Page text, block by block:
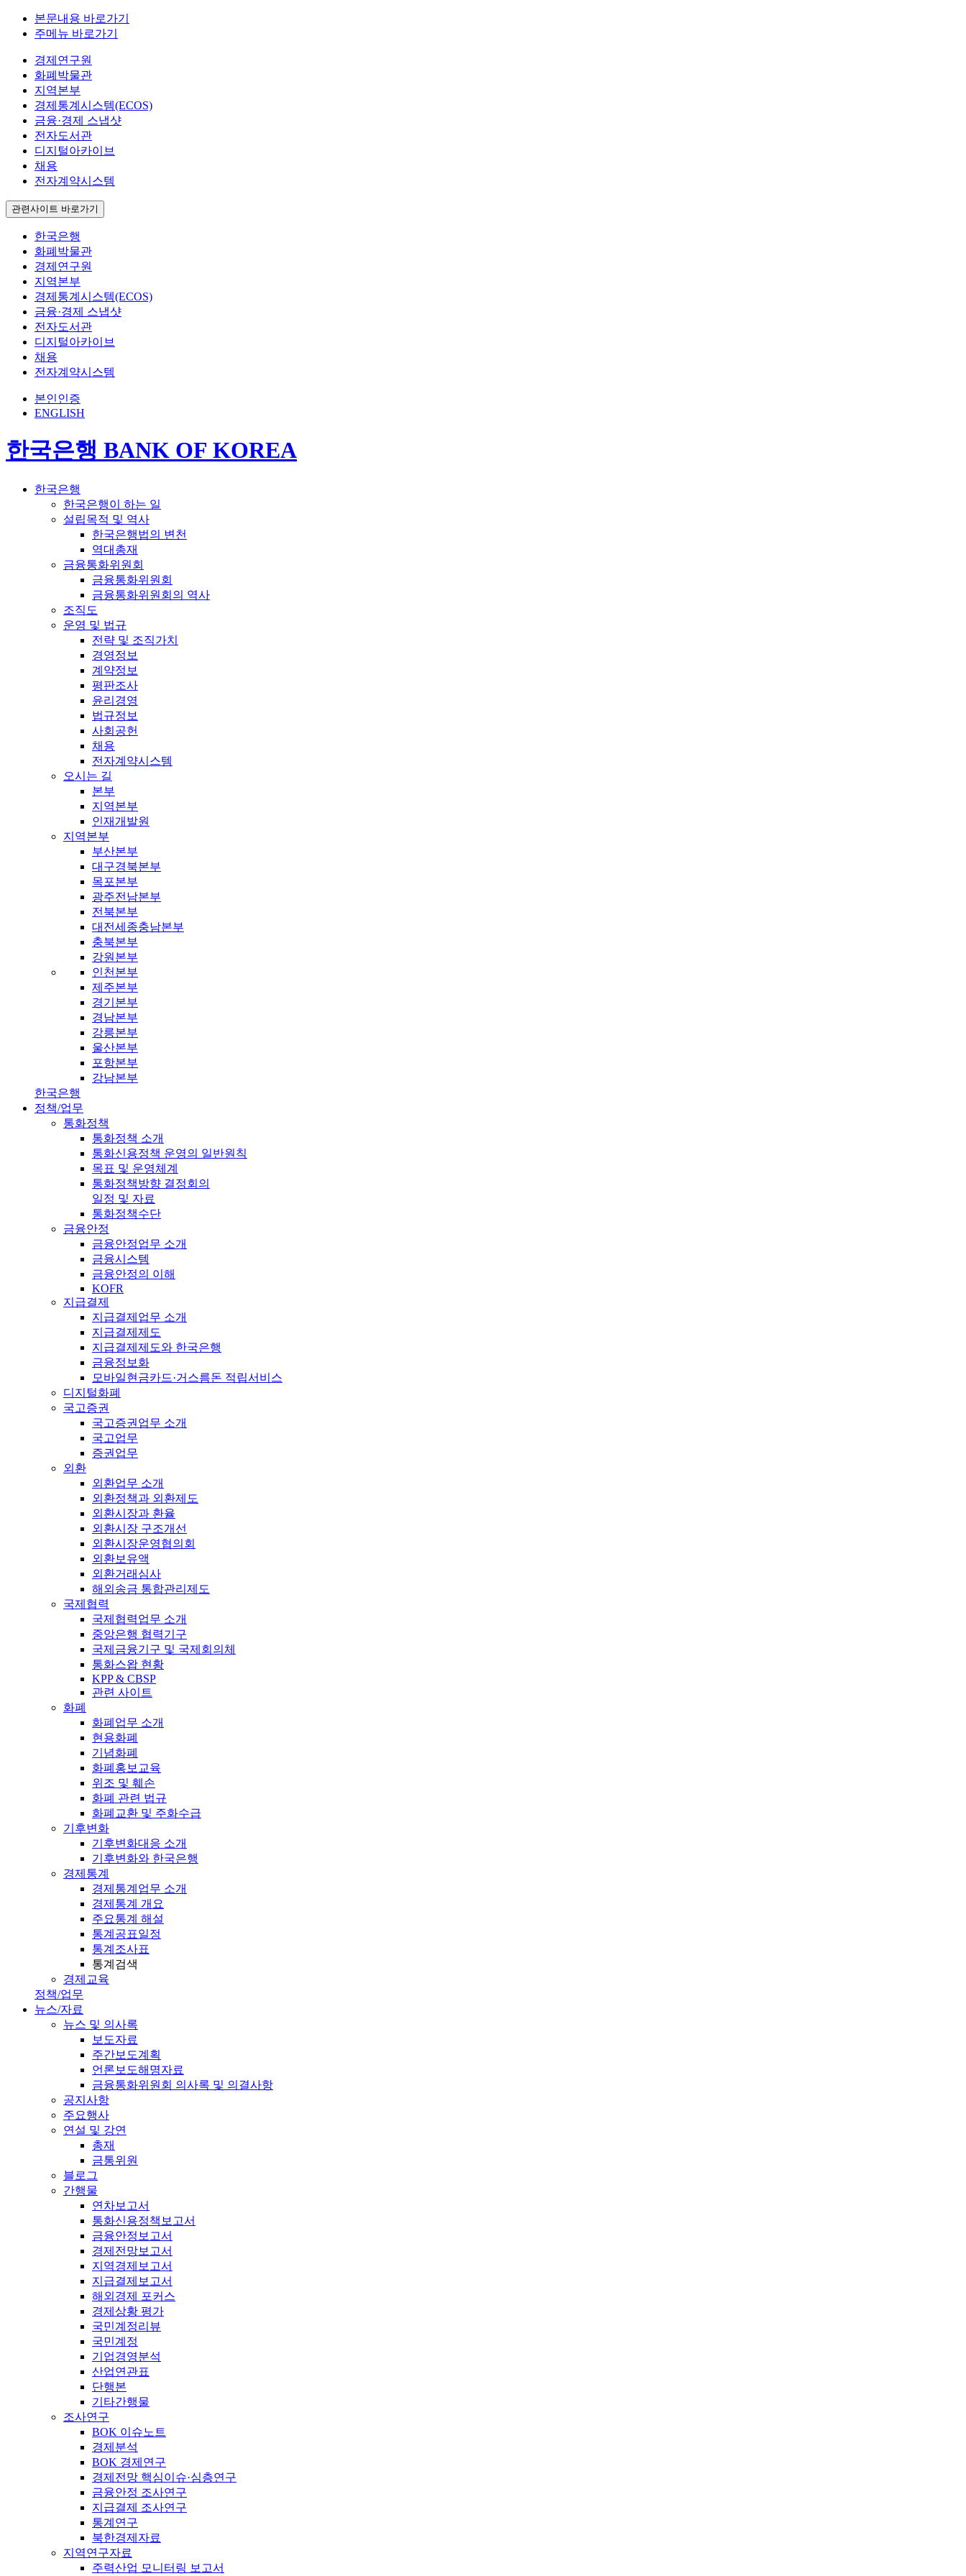
본문내용 바로가기
주메뉴 바로가기
경제연구원
화폐박물관
지역본부
경제통계시스템(ECOS)
금융·경제 스냅샷
전자도서관
디지털아카이브
채용
전자계약시스템
관련사이트 바로가기
한국은행
화폐박물관
경제연구원
지역본부
경제통계시스템(ECOS)
금융·경제 스냅샷
전자도서관
디지털아카이브
채용
전자계약시스템
본인인증
ENGLISH
한국은행 BANK OF KOREA
한국은행
한국은행이 하는 일
설립목적 및 역사
한국은행법의 변천
역대총재
금융통화위원회
금융통화위원회
금융통화위원회의 역사
조직도
운영 및 법규
전략 및 조직가치
경영정보
계약정보
평판조사
윤리경영
법규정보
사회공헌
채용
전자계약시스템
오시는 길
본부
지역본부
인재개발원
지역본부
부산본부
대구경북본부
목포본부
광주전남본부
전북본부
대전세종충남본부
충북본부
강원본부
인천본부
제주본부
경기본부
경남본부
강릉본부
울산본부
포항본부
강남본부
한국은행
정책/업무
통화정책
통화정책 소개
통화신용정책 운영의 일반원칙
목표 및 운영체계
통화정책방향 결정회의
일정 및 자료
통화정책수단
금융안정
금융안정업무 소개
금융시스템
금융안정의 이해
KOFR
지급결제
지급결제업무 소개
지급결제제도
지급결제제도와 한국은행
금융정보화
모바일현금카드·거스름돈 적립서비스
디지털화폐
국고증권
국고증권업무 소개
국고업무
증권업무
외환
외환업무 소개
외환정책과 외환제도
외환시장과 환율
외환시장 구조개선
외환시장운영협의회
외환보유액
외환거래심사
해외송금 통합관리제도
국제협력
국제협력업무 소개
중앙은행 협력기구
국제금융기구 및 국제회의체
통화스왑 현황
KPP & CBSP
관련 사이트
화폐
화폐업무 소개
현용화폐
기념화폐
화폐홍보교육
위조 및 훼손
화폐 관련 법규
화폐교환 및 주화수급
기후변화
기후변화대응 소개
기후변화와 한국은행
경제통계
경제통계업무 소개
경제통계 개요
주요통계 해설
통계공표일정
통계조사표
통계검색
경제교육
정책/업무
뉴스/자료
뉴스 및 의사록
보도자료
주간보도계획
언론보도해명자료
금융통화위원회 의사록 및 의결사항
공지사항
주요행사
연설 및 강연
총재
금통위원
블로그
간행물
연차보고서
통화신용정책보고서
금융안정보고서
경제전망보고서
지역경제보고서
지급결제보고서
해외경제 포커스
경제상황 평가
국민계정리뷰
국민계정
기업경영분석
산업연관표
단행본
기타간행물
조사연구
BOK 이슈노트
경제분석
BOK 경제연구
경제전망 핵심이슈·심층연구
금융안정 조사연구
지급결제 조사연구
통계연구
북한경제자료
지역연구자료
주력산업 모니터링 보고서